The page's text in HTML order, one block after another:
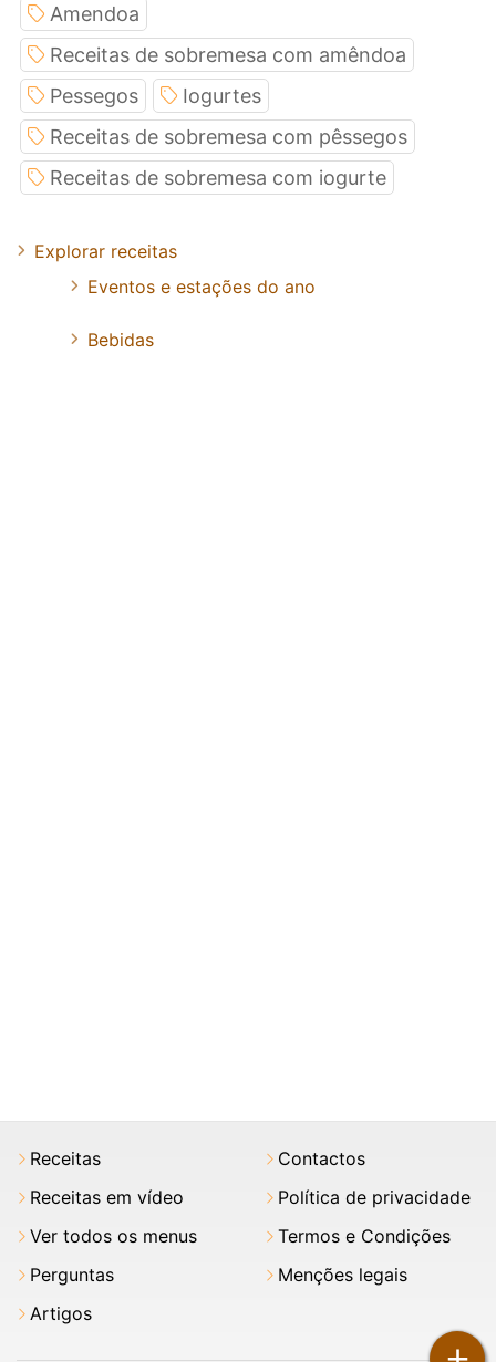
Amendoa
Receitas de sobremesa com amêndoa
Pessegos
Iogurtes
Receitas de sobremesa com pêssegos
Receitas de sobremesa com iogurte
Explorar receitas
Eventos e estações do ano
Bebidas
Receitas
Receitas em vídeo
Ver todos os menus
Perguntas
Artigos
Contactos
Política de privacidade
Termos e Condições
Menções legais